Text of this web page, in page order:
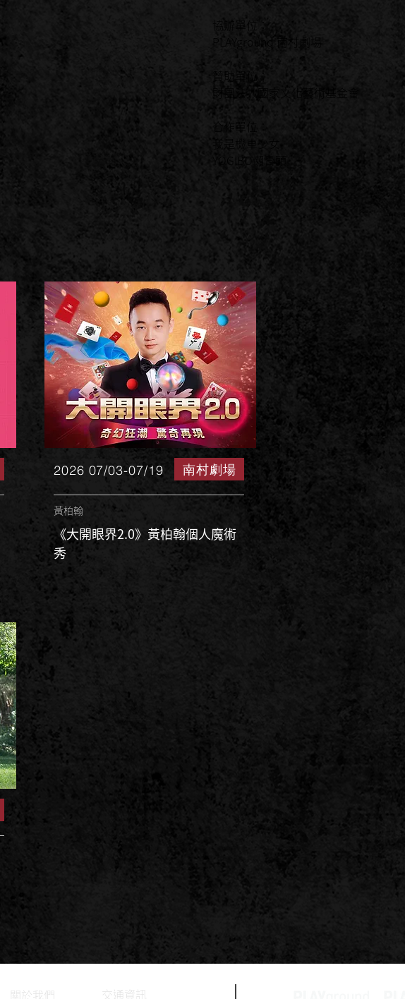
PLAYground 南村劇場
贊助單位：
財團法人國家文化藝術基金會
合作單位：
我是機車少女
YOGIBO懶骨頭
南村劇場
2026 07/03-07/19
黃柏翰
《大開眼界2.0》黃柏翰個人魔術
秀
關於我們 ​交通資訊